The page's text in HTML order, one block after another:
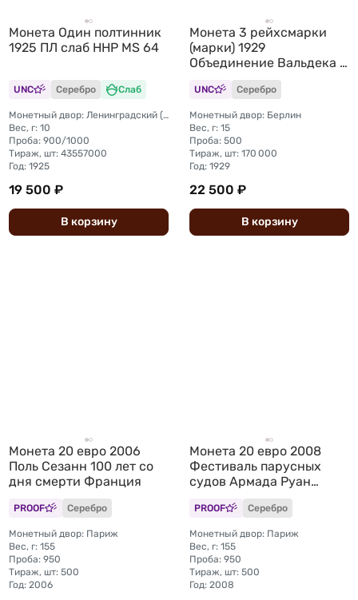
Монета Один полтинник
1925 ПЛ слаб ННР MS 64
UNC Серебро Слаб
Монетный двор: Ленинградский (ЛМД)
Вес, г: 10
Проба: 900/1000
Тираж, шт: 43557000
Год: 1925
19 500 ₽
В корзину
Монета 3 рейхсмарки
(марки) 1929
Объединение Вальдека и
Пруссии Германия
UNC Серебро
Монетный двор: Берлин
Вес, г: 15
Проба: 500
Тираж, шт: 170 000
Год: 1929
22 500 ₽
В корзину
Монета 20 евро 2006
Поль Сезанн 100 лет со
дня смерти Франция
PROOF Серебро
Монетный двор: Париж
Вес, г: 155
Проба: 950
Тираж, шт: 500
Год: 2006
Монета 20 евро 2008
Фестиваль парусных
судов Армада Руан
Франция
PROOF Серебро
Монетный двор: Париж
Вес, г: 155
Проба: 950
Тираж, шт: 500
Год: 2008